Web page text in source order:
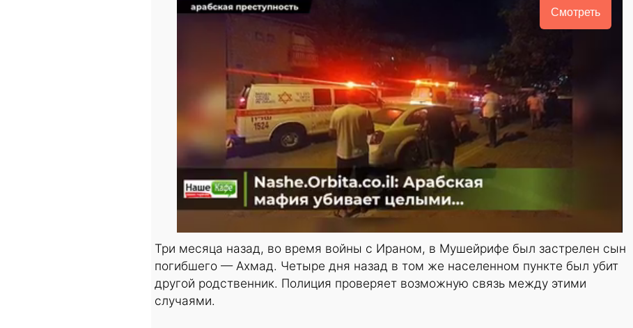
Смотреть
Три месяца назад, во время войны с Ираном, в Мушейрифе был застрелен сын
погибшего — Ахмад. Четыре дня назад в том же населенном пункте был убит
другой родственник. Полиция проверяет возможную связь между этими
случаями.